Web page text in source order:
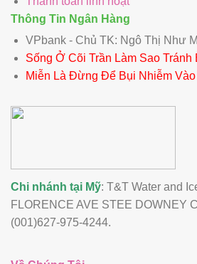
Thông Tin Ngân Hàng
VPbank - Chủ TK: Ngô Thị Như
Sống Ở Cõi Trần Làm Sao Tránh
Miễn Là Đừng Để Bụi Nhiễm Vào
Chi nhánh tại Mỹ: T&T Water and
FLORENCE AVE STEE DOWNEY
(001)627-975-4244.